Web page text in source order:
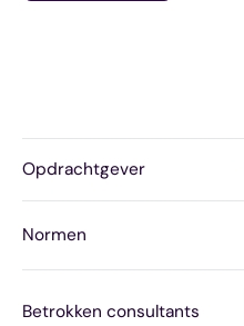
Opdrachtgever
Normen
Betrokken consultants